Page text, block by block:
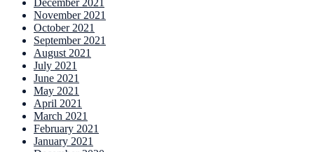
December 2021
November 2021
October 2021
September 2021
August 2021
July 2021
June 2021
May 2021
April 2021
March 2021
February 2021
January 2021